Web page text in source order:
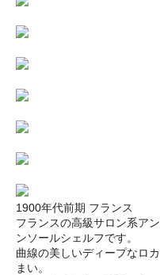
1900年代前期 フランス
フランスの高級サロン系ア
ンソールシェルフです。
曲線の美しいディープなロ
まい。